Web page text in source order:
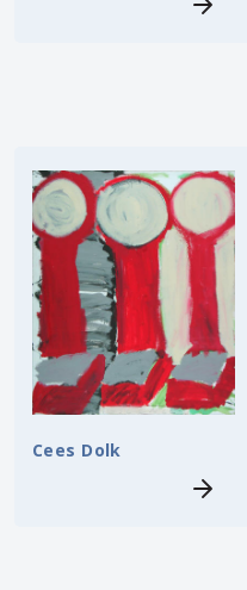
Cees Dolk